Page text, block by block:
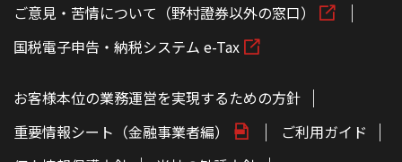
ご意見・苦情について（野村證券以外の窓口）
国税電子申告・納税システム e-Tax
お客様本位の業務運営を実現するための方針
重要情報シート（金融事業者編）
ご利用ガイド